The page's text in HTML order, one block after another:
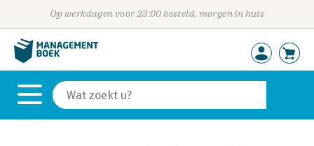
Op werkdagen voor 23:00 besteld, morgen in huis